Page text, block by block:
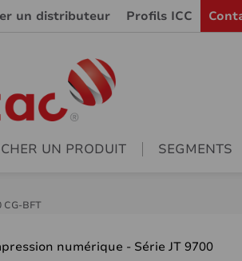
un distributeur Profils ICC
UN PRODUIT SEGMENTS
CG-BFT
numérique - Série JT 9700